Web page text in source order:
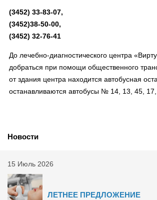
(3452) 33-83-07,
(3452)38-50-00,
(3452) 32-76-41
До лечебно-диагностического центра
добраться при помощи общественного
от здания центра находится автобусная
останавливаются автобусы № 14, 13, 45,
Новости
15 Июль 2026
ЛЕТНЕЕ ПРЕДЛОЖЕНИЕ